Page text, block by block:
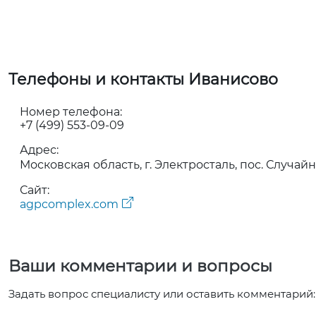
Телефоны и контакты Иванисово
Номер телефона:
+7 (499) 553-09-09
Адрес:
Московская область, г. Электросталь, пос.
Сайт:
agpcomplex.com
Ваши комментарии и вопросы
Задать вопрос специалисту или оставить комментарий: